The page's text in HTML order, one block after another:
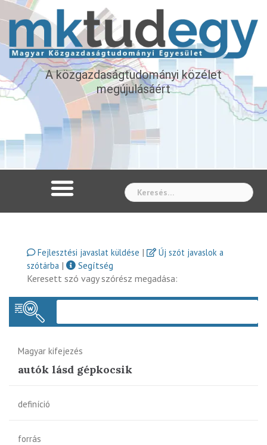
A közgazdaságtudományi közélet
megújulásáért
Fejlesztési javaslat küldése |
Új szót javaslok a
szótárba |
Segítség
Keresett szó vagy szórész megadása:
Magyar kifejezés
autók lásd gépkocsik
definíció
forrás